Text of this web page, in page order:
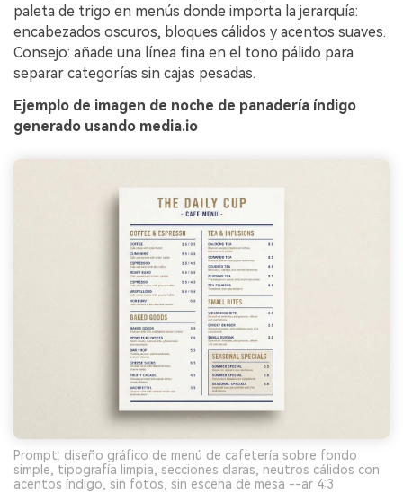
paleta de trigo en menús donde importa la jerarquía:
encabezados oscuros, bloques cálidos y acentos suaves.
Consejo: añade una línea fina en el tono pálido para
separar categorías sin cajas pesadas.
Ejemplo de imagen de noche de panadería índigo
generado usando media.io
Prompt: diseño gráfico de menú de cafetería sobre fondo
simple, tipografía limpia, secciones claras, neutros cálidos con
acentos índigo, sin fotos, sin escena de mesa --ar 4:3